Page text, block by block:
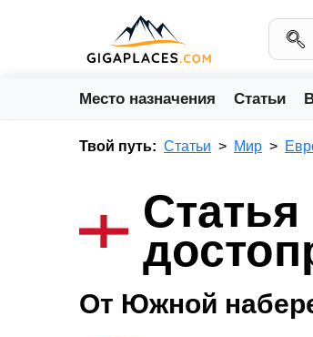
Место назначения Статьи
Твой путь: Статьи Мир
От Южной